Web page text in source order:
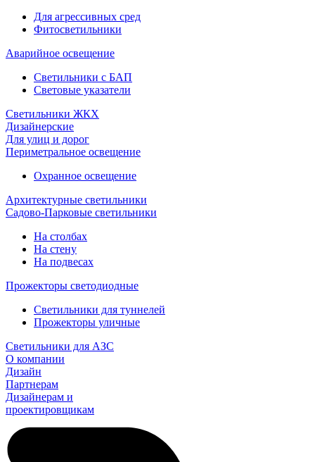
Для агрессивных сред
Фитосветильники
Аварийное освещение
Светильники с БАП
Световые указатели
Светильники ЖКХ
Дизайнерские
Для улиц и дорог
Периметральное освещение
Охранное освещение
Архитектурные светильники
Садово-Парковые светильники
На столбах
На стену
На подвесах
Прожекторы светодиодные
Светильники для туннелей
Прожекторы уличные
Светильники для АЗС
О компании
Дизайн
Партнерам
Дизайнерам и
проектировщикам